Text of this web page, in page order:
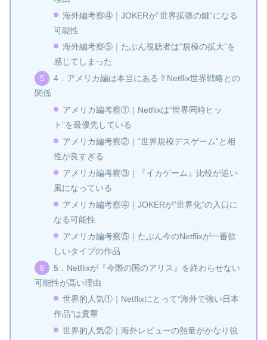
海外編考察④｜JOKERが“世界拡張の鍵”になる
可能性
海外編考察⑤｜たぶん視聴者は“規模の拡大”を
感じてしまった
4．アメリカ編は本当にある？Netflix世界戦略との
関係
アメリカ編考察①｜Netflixは“世界同時ヒッ
ト”を最優先している
アメリカ編考察②｜“世界規模デスゲーム”と相
性が良すぎる
アメリカ編考察③｜『イカゲーム』比較が追い
風になっている
アメリカ編考察④｜JOKERが“世界化”の入口に
なる可能性
アメリカ編考察⑤｜たぶん今のNetflixが一番欲
しいタイプの作品
5．Netflixが『今際の国のアリス』を終わらせない
可能性が高い理由
世界的人気①｜Netflixにとって“海外で強い日本
作品”は貴重
世界的人気②｜海外レビューの熱量がかなり強